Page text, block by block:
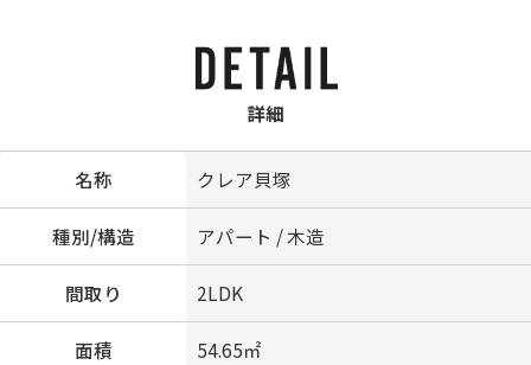
詳細
名称 クレア貝塚
種別/構造 アパート / 木造
間取り 2LDK
面積 54.65㎡